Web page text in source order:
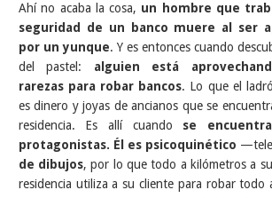
Ahí no acaba la cosa, un hombre que
seguridad de un banco muere al ser
por un yunque. Y es entonces cuando
del pastel: alguien está
rarezas para robar bancos. Lo que el
es dinero y joyas de ancianos que se
residencia. Es allí cuando se
protagonistas. Él es psicoquinético
de dibujos, por lo que todo a kilómetros a
residencia utiliza a su cliente para robar todo